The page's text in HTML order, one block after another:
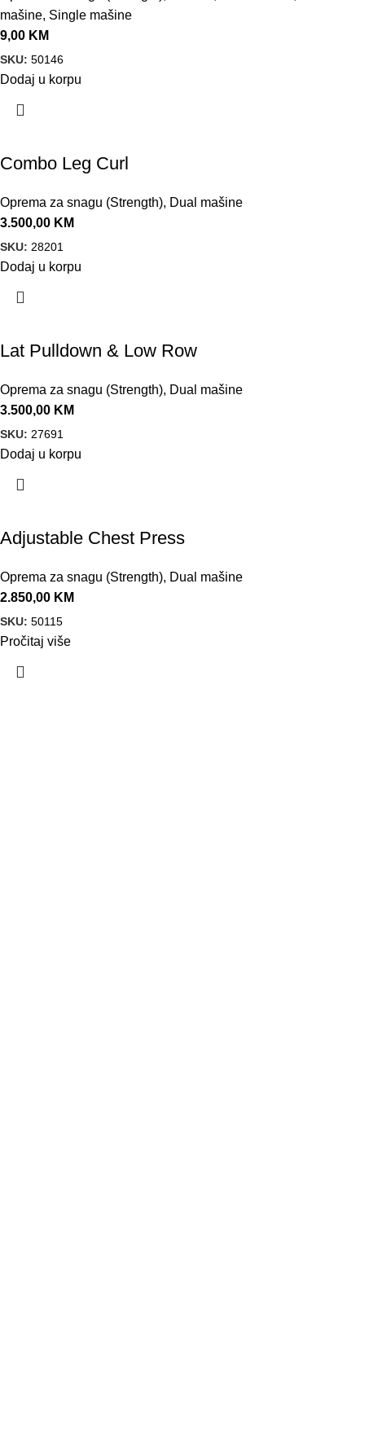
mašine, Single mašine
9,00 KM
SKU: 50146
Dodaj u korpu
Combo Leg Curl
Oprema za snagu (Strength), Dual mašine
3.500,00 KM
SKU: 28201
Dodaj u korpu
Lat Pulldown & Low Row
Oprema za snagu (Strength), Dual mašine
3.500,00 KM
SKU: 27691
Dodaj u korpu
Adjustable Chest Press
Oprema za snagu (Strength), Dual mašine
2.850,00 KM
SKU: 50115
Pročitaj više